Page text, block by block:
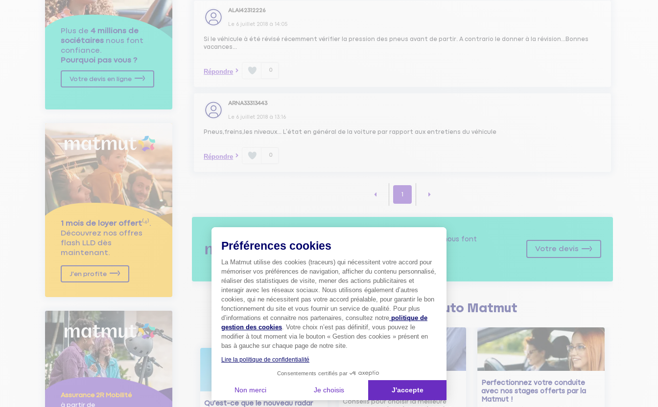
Plus de 4 millions de
sociétaires nous font
confiance.
Pourquoi pas vous ?
Votre devis en ligne
1 mois de loyer offert⁽⁴⁾.
Découvrez nos offres
flash LLD dès
maintenant.
J'en profite
Assurance 2R Mobilité
à partir de
ALAI42312226
Le 6 juillet 2018 à 14:05
Si le véhicule à été révisé récemment vérifier la pression des pneus avant de partir. A contrario le donner à la révision...Bonnes
vacances...
Répondre 0
ARNA33313443
Le 6 juillet 2018 à 13:16
Pneus,freins,les niveaux... L’état en général de la voiture par rapport aux entretiens du véhicule
Répondre 0
1
nous font
Pourquoi pas vous ?
Votre devis
Découvrez lesconseils Auto Matmut
Qu'est-ce que le nouveau radar
assurance auto ?
Conseils pour choisir la meilleure
Perfectionnez votre conduite
avec nos stages offerts par la
Matmut !
Préférences cookies
La Matmut utilise des cookies (traceurs) qui nécessitent votre accord pour
mémoriser vos préférences de navigation, afficher du contenu personnalisé,
réaliser des statistiques de visite, mener des actions publicitaires et
interagir avec les réseaux sociaux. Nous utilisons également d’autres
cookies, qui ne nécessitent pas votre accord préalable, pour garantir le bon
fonctionnement du site et vous fournir un service de qualité. Pour plus
d’informations et connaitre nos partenaires, consultez notre politique de
gestion des cookies. Votre choix n’est pas définitif, vous pouvez le
modifier à tout moment via le bouton « Gestion des cookies » présent en
bas à gauche sur chaque page de notre site.
Lire la politique de confidentialité
Consentements certifiés par
Non merci Je choisis J'accepte
Axeptio consent